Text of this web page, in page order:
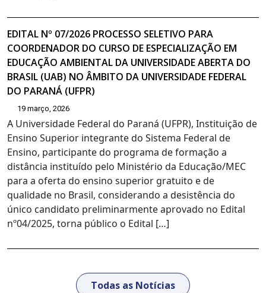
EDITAL Nº 07/2026 PROCESSO SELETIVO PARA
COORDENADOR DO CURSO DE ESPECIALIZAÇÃO EM
EDUCAÇÃO AMBIENTAL DA UNIVERSIDADE ABERTA DO
BRASIL (UAB) NO ÂMBITO DA UNIVERSIDADE FEDERAL
DO PARANÁ (UFPR)
19 março, 2026
A Universidade Federal do Paraná (UFPR), Instituição de
Ensino Superior integrante do Sistema Federal de
Ensino, participante do programa de formação a
distância instituído pelo Ministério da Educação/MEC
para a oferta do ensino superior gratuito e de
qualidade no Brasil, considerando a desistência do
único candidato preliminarmente aprovado no Edital
nº04/2025, torna público o Edital […]
Todas as Notícias